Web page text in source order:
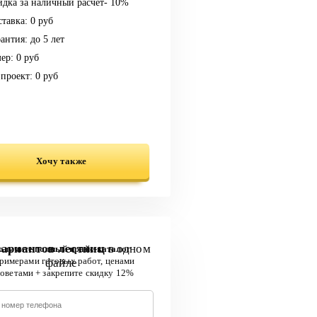
за наличный расчет- 10%
0 руб
до 5 лет
0 руб
0 руб
Хочу также
лестницв одном
файле
полный прайс-каталог
готовых работ, ценами
+ закрепите скидку 12%